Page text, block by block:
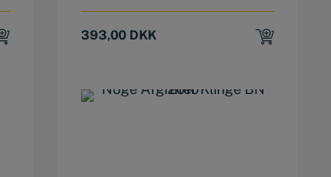
393,00 DKK